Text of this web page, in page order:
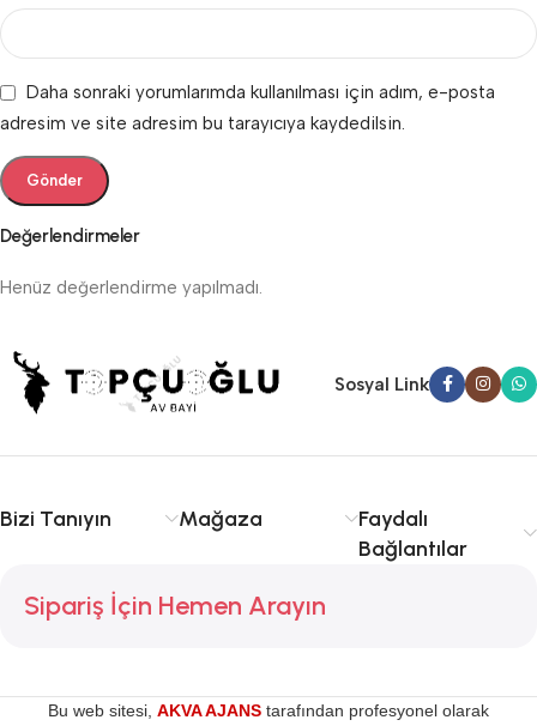
Değerlendirmeler
Henüz değerlendirme yapılmadı.
Daha sonraki yorumlarımda kullanılması için adım, e-posta
adresim ve site adresim bu tarayıcıya kaydedilsin.
Sosyal Link
Bizi Tanıyın Mağaza
Faydalı
Bağlantılar
Sipariş İçin Hemen Arayın
Bu web sitesi, AKVA AJANS tarafından profesyonel olarak